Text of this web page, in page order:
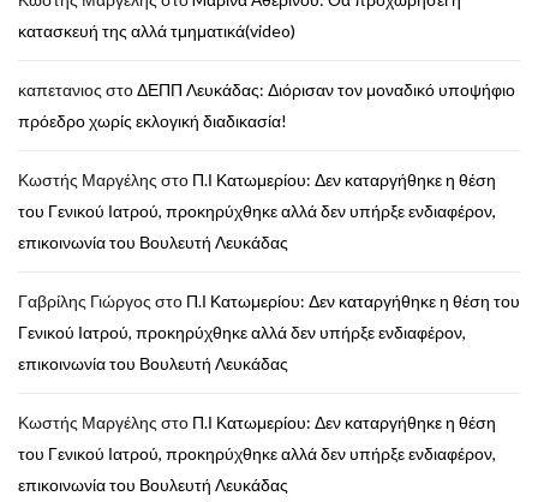
κατασκευή της αλλά τμηματικά(video)
καπετανιος στοΔΕΠΠ Λευκάδας: Διόρισαν τον μοναδικό υποψήφιο
πρόεδρο χωρίς εκλογική διαδικασία!
Κωστής Μαργέλης στο Π.Ι Κατωμερίου: Δεν καταργήθηκε η θέση
του Γενικού Ιατρού, προκηρύχθηκε αλλά δεν υπήρξε ενδιαφέρον,
επικοινωνία του Βουλευτή Λευκάδας
Γαβρίλης Γιώργος στο Π.Ι Κατωμερίου: Δεν καταργήθηκε η θέση του
Γενικού Ιατρού, προκηρύχθηκε αλλά δεν υπήρξε ενδιαφέρον,
επικοινωνία του Βουλευτή Λευκάδας
Κωστής Μαργέλης στο Π.Ι Κατωμερίου: Δεν καταργήθηκε η θέση
του Γενικού Ιατρού, προκηρύχθηκε αλλά δεν υπήρξε ενδιαφέρον,
επικοινωνία του Βουλευτή Λευκάδας